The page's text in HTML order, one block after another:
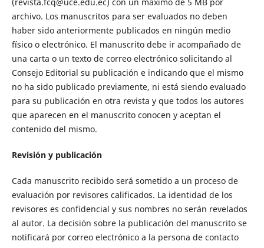
archivo. Los manuscritos para ser evaluados no deben
haber sido anteriormente publicados en ningún medio
físico o electrónico. El manuscrito debe ir acompañado de
una carta o un texto de correo electrónico solicitando al
Consejo Editorial su publicación e indicando que el mismo
no ha sido publicado previamente, ni está siendo evaluado
para su publicación en otra revista y que todos los autores
que aparecen en el manuscrito conocen y aceptan el
contenido del mismo.
Revisión y publicación
Cada manuscrito recibido será sometido a un proceso de
evaluación por revisores calificados. La identidad de los
revisores es confidencial y sus nombres no serán revelados
al autor. La decisión sobre la publicación del manuscrito se
notificará por correo electrónico a la persona de contacto